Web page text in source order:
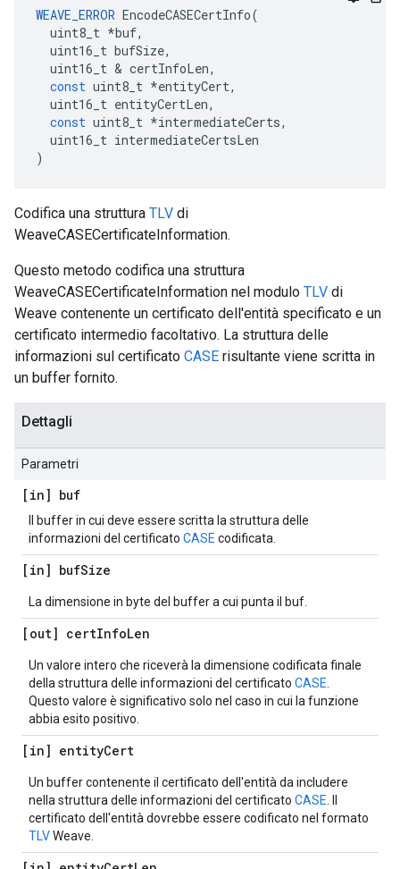
WEAVE_ERROR EncodeCASECertInfo(
uint8_t *buf,
uint16_t bufSize,
uint16_t & certInfoLen,
const uint8_t *entityCert,
uint16_t entityCertLen,
const uint8_t *intermediateCerts,
uint16_t intermediateCertsLen
)
Codifica una struttura TLV di
WeaveCASECertificateInformation.
Questo metodo codifica una struttura
WeaveCASECertificateInformation nel modulo TLV di
Weave contenente un certificato dell'entità specificato e un
certificato intermedio facoltativo. La struttura delle
informazioni sul certificato CASE risultante viene scritta in
un buffer fornito.
Dettagli
Parametri
[in] buf
Il buffer in cui deve essere scritta la struttura delle
informazioni del certificato CASE codificata.
[in] bufSize
La dimensione in byte del buffer a cui punta il buf.
[out] certInfoLen
Un valore intero che riceverà la dimensione codificata finale
della struttura delle informazioni del certificato CASE
Questo valore è significativo solo nel caso in cui la funzione
abbia esito positivo.
[in] entityCert
Un buffer contenente il certificato dell'entità da includere
nella struttura delle informazioni del certificato CASE
certificato dell'entità dovrebbe essere codificato nel formato
TLVWeave.